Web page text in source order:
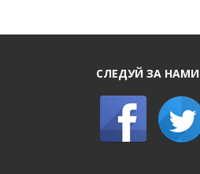
СЛЕДУЙ ЗА НАМИ